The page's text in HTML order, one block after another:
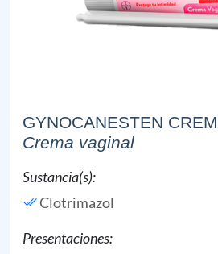
GYNOCANESTEN
Crema vaginal
Sustancia(s):
Clotrimazol
Presentaciones: